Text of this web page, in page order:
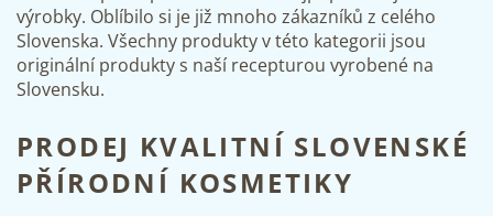
výrobky. Oblíbilo si je již mnoho zákazníků z celého
Slovenska. Všechny produkty v této kategorii jsou
originální produkty s naší recepturou vyrobené na
Slovensku.
PRODEJ KVALITNÍ SLOVENSKÉ
PŘÍRODNÍ KOSMETIKY